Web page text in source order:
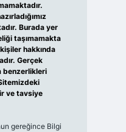
Burada yer
taşımamakta
hakkında
Gerçek
benzerlikleri
ve tavsiye
gereğince Bilgi